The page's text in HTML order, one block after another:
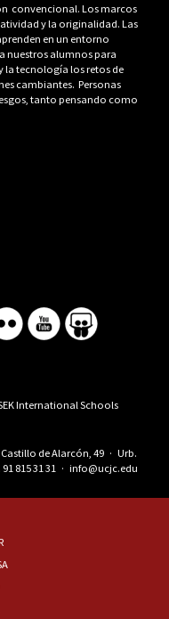
convencional. Los marcos
y la originalidad. Las
en un entorno
nuestros alumnos para
la tecnología los retos de
cambiantes. Personas
tanto pensando como
de Alarcón, 49 · Urb.
91 815 31 31 · info@ucjc.edu